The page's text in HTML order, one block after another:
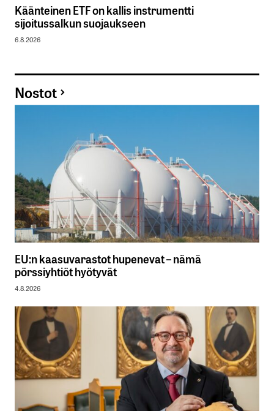
Käänteinen ETF on kallis instrumentti
sijoitussalkun suojaukseen
6.8.2026
Nostot
EU:n kaasuvarastot hupenevat – nämä
pörssiyhtiöt hyötyvät
4.8.2026